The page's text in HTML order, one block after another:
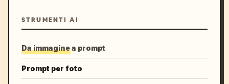
STRUMENTI AI
Da immagine a prompt
Prompt per foto